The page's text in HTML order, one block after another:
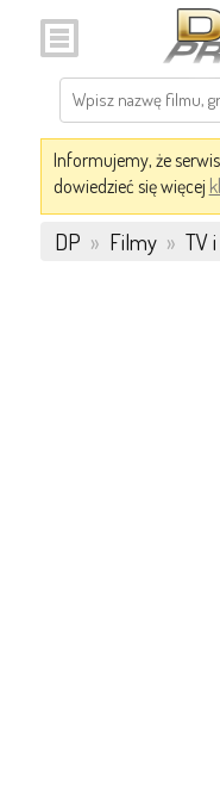
Informujemy, że
dowiedzieć się więcej
DP » Filmy » TV